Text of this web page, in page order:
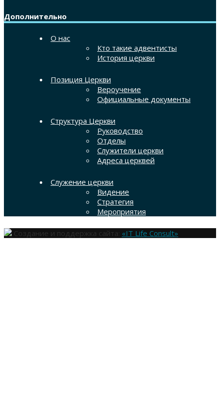
Дополнительно
О нас
Кто такие адвентисты
История церкви
Позиция Церкви
Вероучение
Официальные документы
Структура Церкви
Руководство
Отделы
Служители церкви
Адреса церквей
Служение церкви
Видение
Стратегия
Мероприятия
Создание и поддержка сайта: «IT Life Consult»